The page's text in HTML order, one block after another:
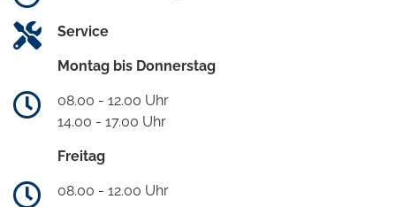
Service
Montag bis Donnerstag
08.00 - 12.00 Uhr
14.00 - 17.00 Uhr
Freitag
08.00 - 12.00 Uhr